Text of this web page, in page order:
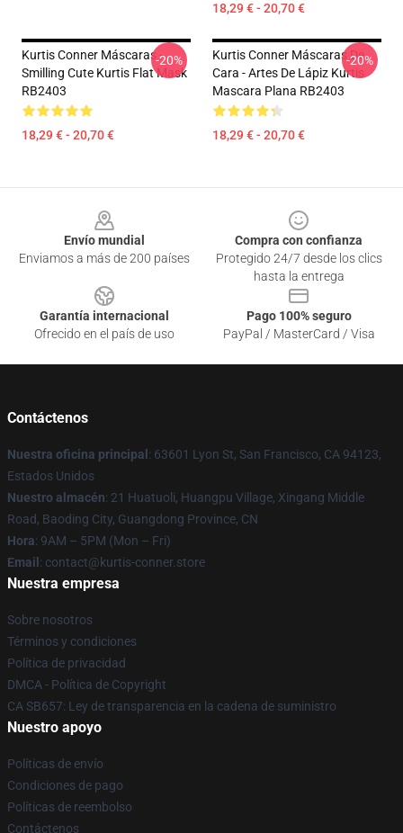
18,29 € - 20,70 €
Kurtis Conner Máscaras -
Smilling Cute Kurtis Flat Mask
RB2403
18,29 € - 20,70 €
-20%
Kurtis Conner Máscaras De
Cara - Artes De Lápiz Kurtis
Mascara Plana RB2403
18,29 € - 20,70 €
-20%
Envío mundial
Enviamos a más de 200 países
Compra con confianza
Protegido 24/7 desde los clics
hasta la entrega
Garantía internacional
Ofrecido en el país de uso
Pago 100% seguro
PayPal / MasterCard / Visa
Contáctenos
Nuestra oficina principal : 63601 Lyon St, San Francisco, CA 94123,
Estados Unidos
Nuestro almacén: 21 Huatuoli, Huangpu Village, Xingang Middle
Road, Baoding City, Guangdong Province, CN
Hora: 9AM – 5PM (Mon – Fri)
Email : contact@kurtis-conner.store
Nuestra empresa
Sobre nosotros
Términos y condiciones
Política de privacidad
DMCA - Política de Copyright
CA SB657: Ley de transparencia en la cadena de suministro
Nuestro apoyo
Políticas de envío
Condiciones de pago
Políticas de reembolso
Contáctenos